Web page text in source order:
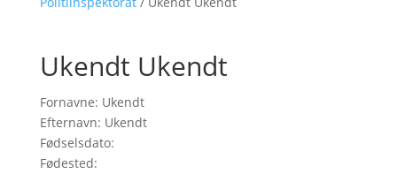
Ukendt Ukendt
Fornavne: Ukendt
Efternavn: Ukendt
Fødselsdato:
Fødested: